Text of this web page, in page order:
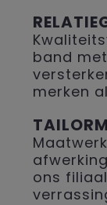
band
merken
ons